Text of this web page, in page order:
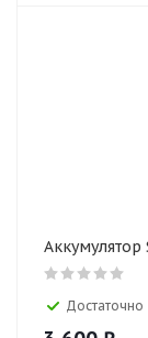
Аккумулятор
Достаточно